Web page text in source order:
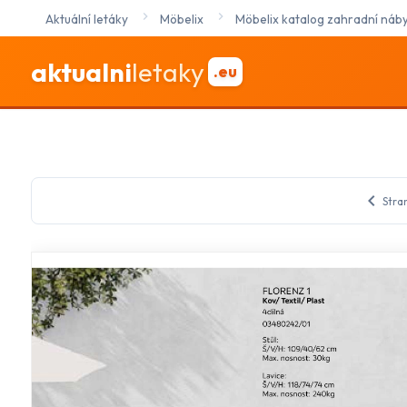
Aktuální letáky Möbelix Möbelix katalog zahradní
aktualniletaky .eu
chevron_left